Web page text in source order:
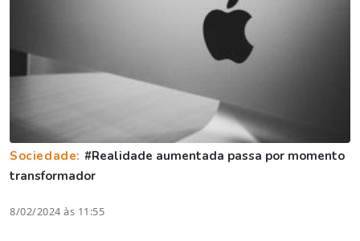
Sociedade: #Realidade aumentada passa por momento
transformador
8/02/2024 às 11:55